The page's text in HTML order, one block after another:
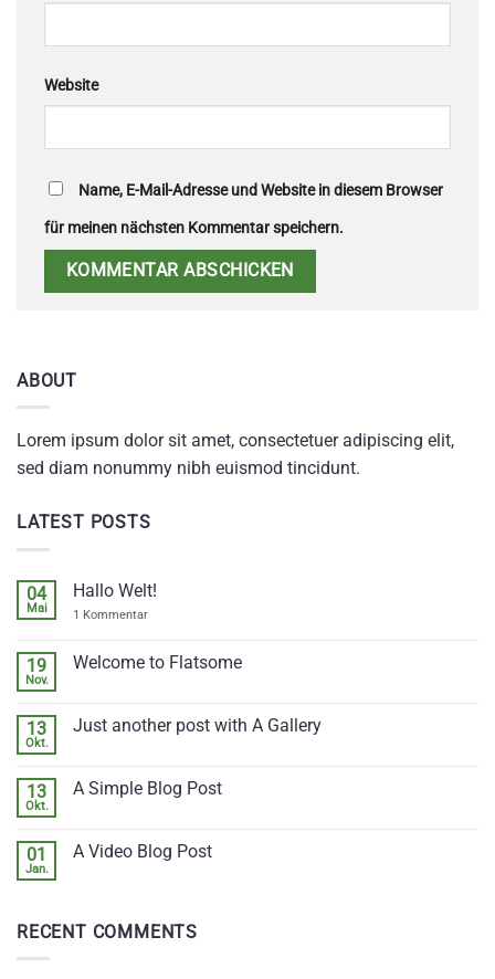
Website
Name, E-Mail-Adresse und Website in diesem Browser
für meinen nächsten Kommentar speichern.
ABOUT
Lorem ipsum dolor sit amet, consectetuer adipiscing elit,
sed diam nonummy nibh euismod tincidunt.
LATEST POSTS
04
Mai
Hallo Welt!
1 Kommentarzu
19
Nov.
Welcome to Flatsome
Welcome
13
Okt.
Just another post with A Gallery
Just
A
Gallery
13
Okt.
A Simple Blog Post
A
01
Jan.
A Video Blog Post
Video
RECENT COMMENTS